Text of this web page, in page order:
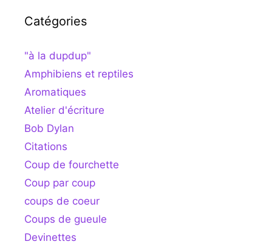
Catégories
"à la dupdup"
Amphibiens et reptiles
Aromatiques
Atelier d'écriture
Bob Dylan
Citations
Coup de fourchette
Coup par coup
coups de coeur
Coups de gueule
Devinettes